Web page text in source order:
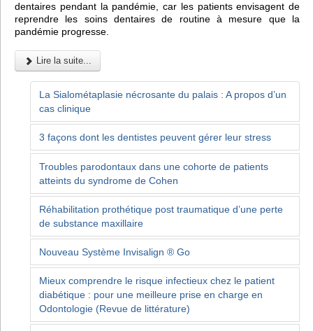
dentaires pendant la pandémie, car les patients envisagent de
reprendre les soins dentaires de routine à mesure que la
pandémie progresse.
Lire la suite...
La Sialométaplasie nécrosante du palais : A propos d’un
cas clinique
3 façons dont les dentistes peuvent gérer leur stress
Troubles parodontaux dans une cohorte de patients
atteints du syndrome de Cohen
Réhabilitation prothétique post traumatique d’une perte
de substance maxillaire
Nouveau Système Invisalign ® Go
Mieux comprendre le risque infectieux chez le patient
diabétique : pour une meilleure prise en charge en
Odontologie (Revue de littérature)